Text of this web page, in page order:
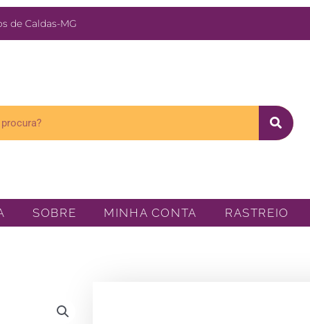
de Caldas-MG
SOBRE MINHA CONTA RASTREIO